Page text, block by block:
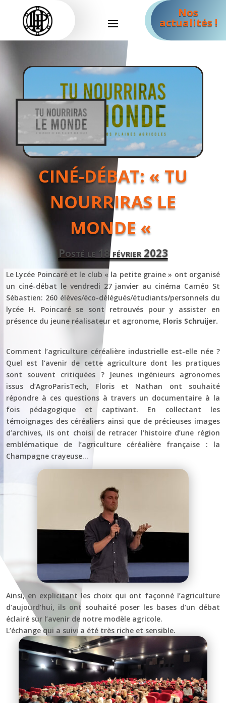
Nos
actualités !
CINÉ-DÉBAT: « TU
NOURRIRAS LE
MONDE «
Posté le 18 février 2023
Le Lycée Poincaré et le club « la petite graine » ont organisé
un ciné-débat le vendredi 27 janvier au cinéma Caméo St
Sébastien: 260 élèves/éco-délégués/étudiants/personnels du
lycée H. Poincaré se sont retrouvés pour y assister en
présence du jeune réalisateur et agronome, Floris Schruijer.
Comment l’agriculture céréalière industrielle est-elle née ?
Quel est l’avenir de cette agriculture dont les pratiques
sont souvent critiquées ? Jeunes ingénieurs agronomes
issus d’AgroParisTech, Floris et Nathan ont souhaité
répondre à ces questions à travers un documentaire à la
fois pédagogique et captivant. En collectant les
témoignages des céréaliers ainsi que de précieuses images
d’archives, ils ont choisi de retracer l’histoire d’une région
emblématique de l’agriculture céréalière française : la
Champagne crayeuse…
Ainsi, en explicitant les choix qui ont façonné l’agriculture
d’aujourd’hui, ils ont souhaité poser les bases d’un débat
éclairé sur l’avenir de notre modèle agricole.
L’échange qui a suivi a été très riche et sensible.